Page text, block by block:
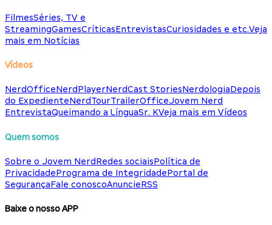
FilmesSéries, TV e
StreamingGamesCríticasEntrevistasCuriosidades e etc.Veja
mais em Notícias
Vídeos
NerdOfficeNerdPlayerNerdCast StoriesNerdologiaDepois
do ExpedienteNerdTourTrailerOfficeJovem Nerd
EntrevistaQueimando a LínguaSr. KVeja mais em Vídeos
Quem somos
Sobre o Jovem NerdRedes sociaisPolítica de
PrivacidadePrograma de IntegridadePortal de
SegurançaFale conoscoAnuncieRSS
Baixe o nosso APP